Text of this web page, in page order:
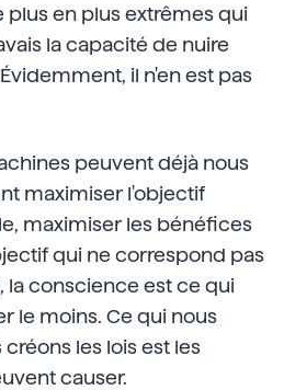
plus en plus extrêmes qui
la capacité de nuire
il n'en est pas
peuvent déjà nous
maximiser l'objectif
maximiser les bénéfices
qui ne correspond pas
la conscience est ce qui
le moins. Ce qui nous
les lois est les
causer.